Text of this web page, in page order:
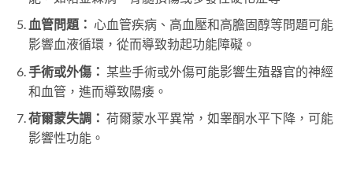
血管問題： 心血管疾病、高血壓和高膽固醇等問題可能
影響血液循環，從而導致勃起功能障礙。
手術或外傷： 某些手術或外傷可能影響生殖器官的神經
和血管，進而導致陽痿。
荷爾蒙失調： 荷爾蒙水平異常，如睾酮水平下降，可能
影響性功能。